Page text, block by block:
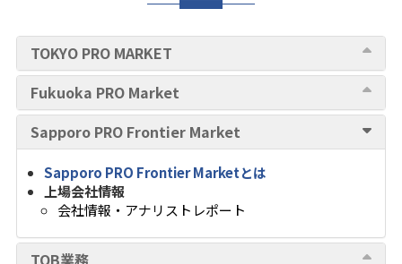
TOKYO PRO MARKET
Fukuoka PRO Market
Sapporo PRO Frontier Market
Sapporo PRO Frontier Marketとは
上場会社情報
会社情報・アナリストレポート
TOB業務